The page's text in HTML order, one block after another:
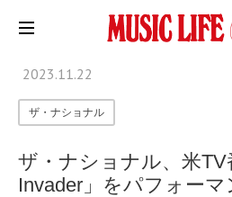
2023.11.22
ザ・ナショナル
ザ・ナショナル、米TV
Invader」をパフォーマ